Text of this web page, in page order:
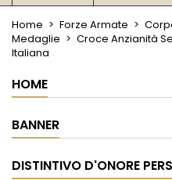
Home Forze Armate
Medaglie
Croce Anzianità
Italiana
HOME
BANNER
DISTINTIVO D'ONORE